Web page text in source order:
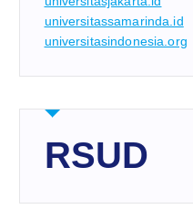
universitassamarinda.id
universitasindonesia.org
RSUD